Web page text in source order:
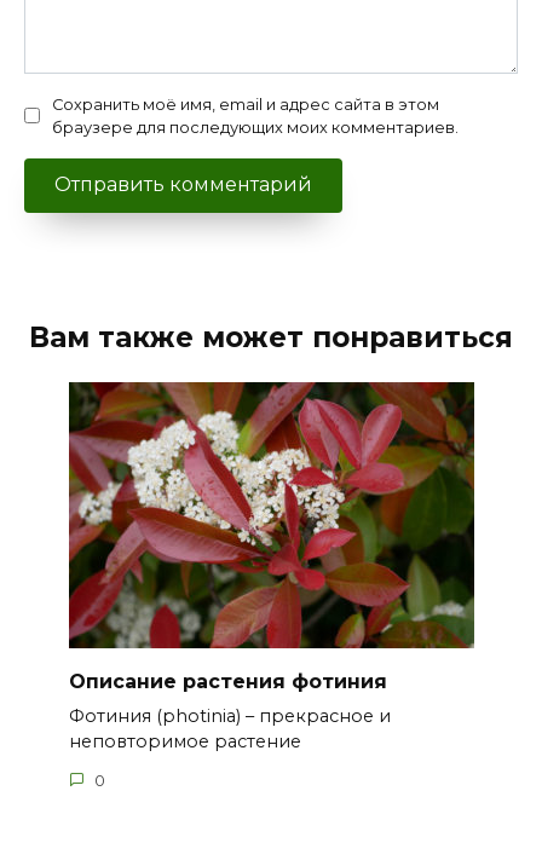
Сохранить моё имя, email и адрес сайта в этом
браузере для последующих моих комментариев.
Вам также может понравиться
Описание растения фотиния
Фотиния (photinia) – прекрасное и
неповторимое растение
0